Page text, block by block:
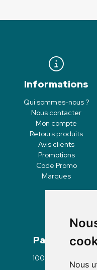
Nous
Informations
Qui sommes-nous ?
Nous contacter
Mon compte
Retours produits
Avis clients
Promotions
Code Promo
Marques
Paiement
100% sécurisé